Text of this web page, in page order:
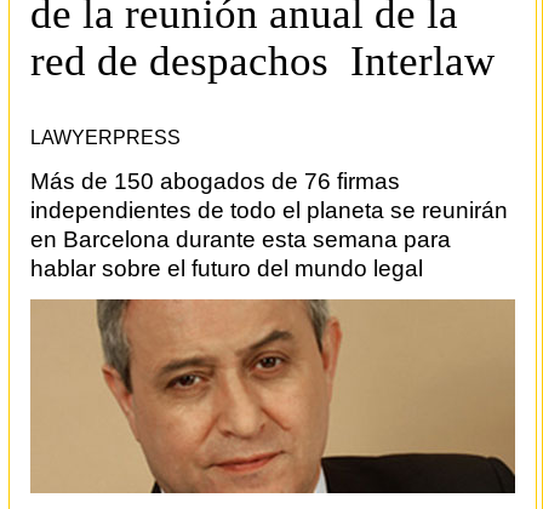
de la reunión anual de la
red de despachos Interlaw
LAWYERPRESS
Más de 150 abogados de 76 firmas
independientes de todo el planeta se reunirán
en Barcelona durante esta semana para
hablar sobre el futuro del mundo legal